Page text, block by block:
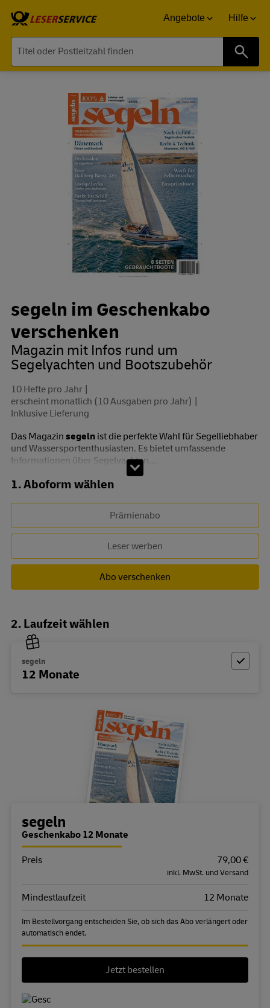
Angebote Hilfe
segeln im Geschenkabo
verschenken
Magazin mit Infos rund um
Segelyachten und Bootszubehör
10 Hefte pro Jahr
erscheint monatlich (10 Ausgaben pro Jahr)
Inklusive Lieferung
Das Magazin segeln ist die perfekte Wahl für Segelliebhaber
und Wassersportenthusiasten. Es bietet umfassende
Informationen über Segelyachten,...
Abo zusammenstellen
1. Aboform wählen
Prämienabo
Leser werben
Abo verschenken
2. Laufzeit wählen
segeln
12 Monate
Bestellübersicht
segeln
Geschenkabo 12 Monate
Eigenschaft
Preis 79,00 €
inkl. MwSt. und Versand
Mindestlaufzeit 12 Monate
Im Bestellvorgang entscheiden Sie, ob sich das Abo verlängert oder
automatisch endet.
Jetzt bestellen